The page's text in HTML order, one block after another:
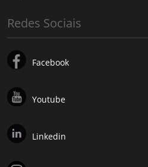
Redes Sociais
Facebook
Youtube
Linkedin